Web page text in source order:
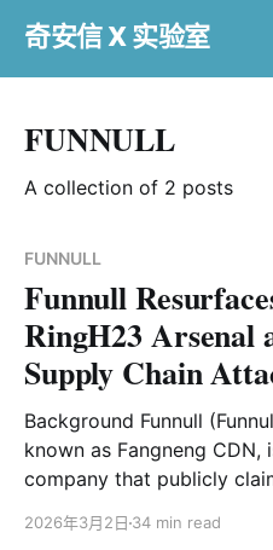
奇安信 X 实验室
FUNNULL
A collection of 2 posts
FUNNULL
Funnull
RingH23 Arsenal
Supply Chain
Background Funnull (Funnull Technology Inc.), also
known as Fangneng
company that publicly
infrastructure provider for
2026年3月2日 34 min read